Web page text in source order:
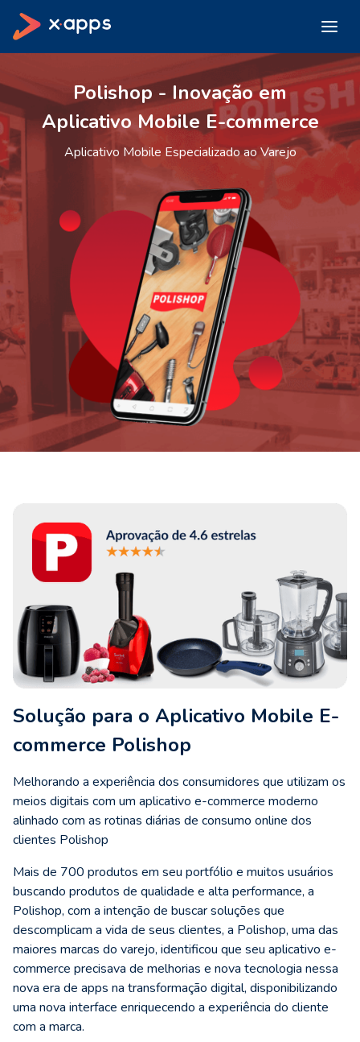
Polishop - Inovação em
Aplicativo Mobile E-commerce
Aplicativo Mobile Especializado ao Varejo
Solução para o Aplicativo Mobile E-
commerce Polishop
Melhorando a experiência dos consumidores que utilizam os
meios digitais com um aplicativo e-commerce moderno
alinhado com as rotinas diárias de consumo online dos
clientes Polishop
Mais de 700 produtos em seu portfólio e muitos usuários
buscando produtos de qualidade e alta performance, a
Polishop, com a intenção de buscar soluções que
descomplicam a vida de seus clientes, a Polishop, uma das
maiores marcas do varejo, identificou que seu aplicativo e-
commerce precisava de melhorias e nova tecnologia nessa
nova era de apps na transformação digital, disponibilizando
uma nova interface enriquecendo a experiência do cliente
com a marca.